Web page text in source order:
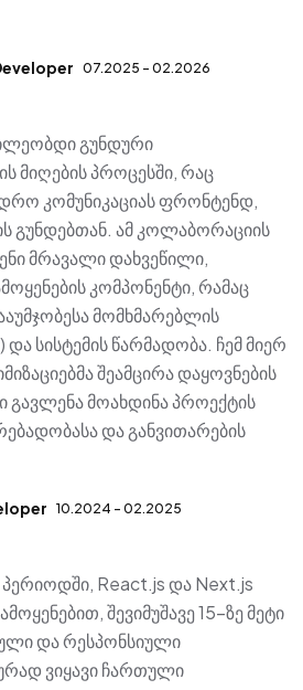
07.2025 - 02.2026
გუნდური
მიღების პროცესში, რაც
კომუნიკაციას ფრონტენდ,
გუნდებთან. ამ კოლაბორაციის
მრავალი დახვეწილი,
კომპონენტი, რამაც
მომხმარებლის
სისტემის წარმადობა. ჩემ მიერ
შეამცირა დაყოვნების
მოახდინა პროექტის
და განვითარების
10.2024 - 02.2025
პერიოდში, React.js და Next.js
შევიმუშავე 15-ზე მეტი
და რესპონსიული
ვიყავი ჩართული